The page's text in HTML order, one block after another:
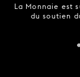
La Monnaie est
du soutien